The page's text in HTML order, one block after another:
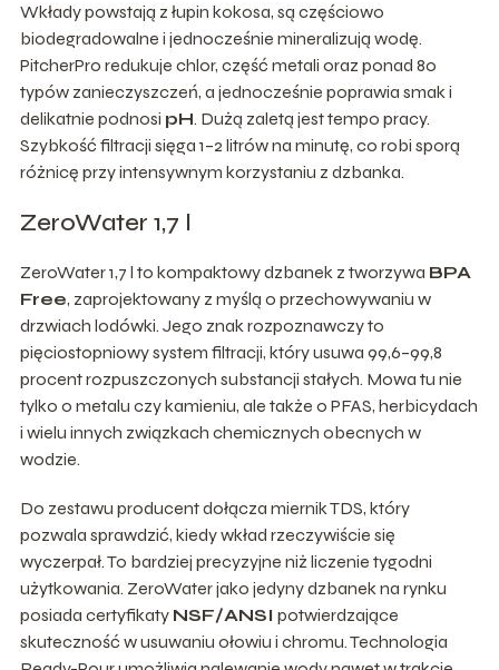
Wkłady powstają z łupin kokosa, są częściowo
biodegradowalne i jednocześnie mineralizują wodę.
PitcherPro redukuje chlor, część metali oraz ponad 80
typów zanieczyszczeń, a jednocześnie poprawia smak i
delikatnie podnosi pH. Dużą zaletą jest tempo pracy.
Szybkość filtracji sięga 1–2 litrów na minutę, co robi sporą
różnicę przy intensywnym korzystaniu z dzbanka.
ZeroWater 1,7 l
ZeroWater 1,7 l to kompaktowy dzbanek z tworzywa BPA
Free, zaprojektowany z myślą o przechowywaniu w
drzwiach lodówki. Jego znak rozpoznawczy to
pięciostopniowy system filtracji, który usuwa 99,6–99,8
procent rozpuszczonych substancji stałych. Mowa tu nie
tylko o metalu czy kamieniu, ale także o PFAS, herbicydach
i wielu innych związkach chemicznych obecnych w
wodzie.
Do zestawu producent dołącza miernik TDS, który
pozwala sprawdzić, kiedy wkład rzeczywiście się
wyczerpał. To bardziej precyzyjne niż liczenie tygodni
użytkowania. ZeroWater jako jedyny dzbanek na rynku
posiada certyfikaty NSF/ANSI potwierdzające
skuteczność w usuwaniu ołowiu i chromu. Technologia